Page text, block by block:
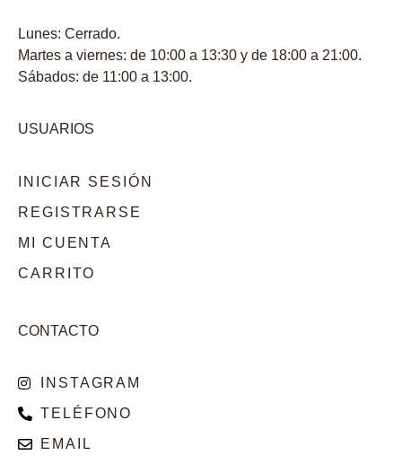
Lunes: Cerrado.
Martes a viernes: de 10:00 a 13:30 y de 18:00 a 21:00.
Sábados: de 11:00 a 13:00.
USUARIOS
INICIAR SESIÓN
REGISTRARSE
MI CUENTA
CARRITO
CONTACTO
INSTAGRAM
TELÉFONO
EMAIL